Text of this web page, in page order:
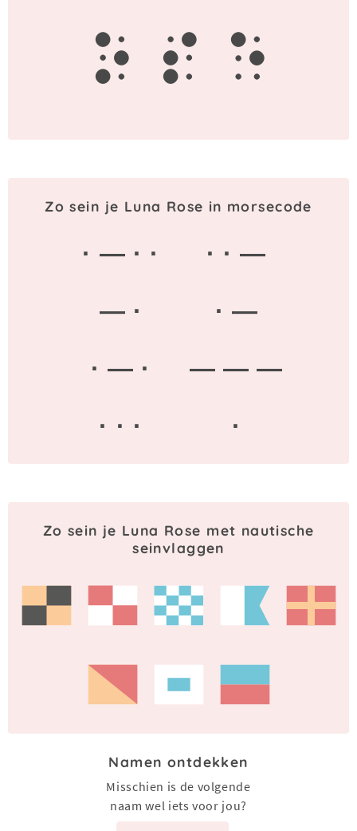
o s e
Zo sein je Luna Rose in morsecode
· — · ·
· · —
— ·
· —
· — ·
— — —
· · ·
·
Zo sein je Luna Rose met nautische
seinvlaggen
Namen ontdekken
Misschien is de volgende
naam wel iets voor jou?